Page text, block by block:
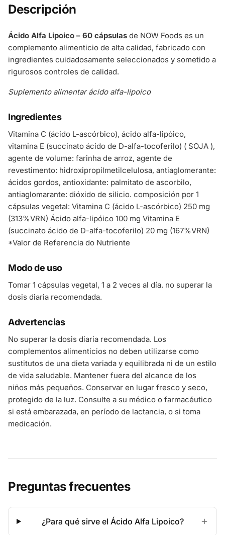
Descripción
Ácido Alfa Lipoico – 60 cápsulas de NOW Foods es un
complemento alimenticio de alta calidad, fabricado con
ingredientes cuidadosamente seleccionados y sometido a
rigurosos controles de calidad.
Suplemento alimentar ácido alfa-lipoico
Ingredientes
Vitamina C (ácido L-ascórbico), ácido alfa-lipóico,
vitamina E (succinato ácido de D-alfa-tocoferilo) ( SOJA ),
agente de volume: farinha de arroz, agente de
revestimento: hidroxipropilmetilcelulosa, antiaglomerante:
ácidos gordos, antioxidante: palmitato de ascorbilo,
antiaglomarante: dióxido de silicio. composición por 1
cápsulas vegetal: Vitamina C (ácido L-ascórbico) 250 mg
(313%VRN) Ácido alfa-lipóico 100 mg Vitamina E
(succinato ácido de D-alfa-tocoferilo) 20 mg (167%VRN)
*Valor de Referencia do Nutriente
Modo de uso
Tomar 1 cápsulas vegetal, 1 a 2 veces al día. no superar la
dosis diaria recomendada.
Advertencias
No superar la dosis diaria recomendada. Los
complementos alimenticios no deben utilizarse como
sustitutos de una dieta variada y equilibrada ni de un estilo
de vida saludable. Mantener fuera del alcance de los
niños más pequeños. Conservar en lugar fresco y seco,
protegido de la luz. Consulte a su médico o farmacéutico
si está embarazada, en período de lactancia, o si toma
medicación.
Preguntas frecuentes
¿Para qué sirve el Ácido Alfa Lipoico?